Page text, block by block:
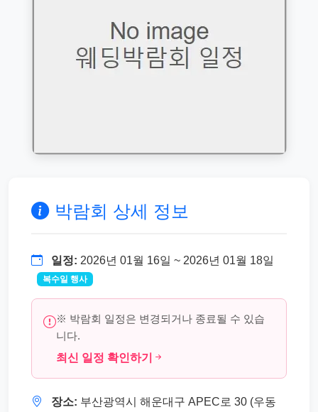
박람회 상세 정보
일정: 2026년 01월 16일 ~ 2026년 01월 18일
복수일 행사
※ 박람회 일정은 변경되거나 종료될 수 있습
니다.
최신 일정 확인하기
장소: 부산광역시 해운대구 APEC로 30 (우동